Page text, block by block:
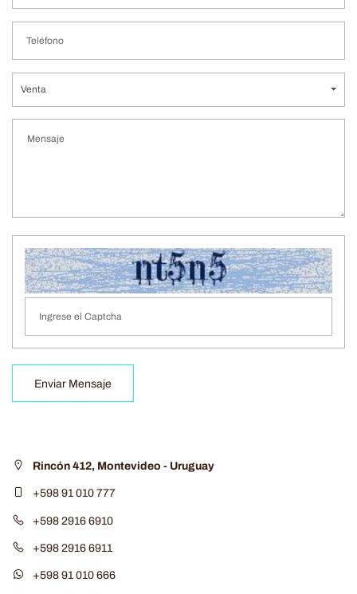
Venta
Enviar Mensaje
Rincón 412, Montevideo - Uruguay
+598 91 010 777
+598 2916 6910
+598 2916 6911
+598 91 010 666